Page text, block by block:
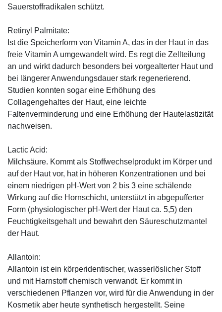
Sauerstoffradikalen schützt.
Retinyl Palmitate:
Ist die Speicherform von Vitamin A, das in der Haut in das
freie Vitamin A umgewandelt wird. Es regt die Zellteilung
an und wirkt dadurch besonders bei vorgealterter Haut und
bei längerer Anwendungsdauer stark regenerierend.
Studien konnten sogar eine Erhöhung des
Collagengehaltes der Haut, eine leichte
Faltenverminderung und eine Erhöhung der Hautelastizität
nachweisen.
Lactic Acid:
Milchsäure. Kommt als Stoffwechselprodukt im Körper und
auf der Haut vor, hat in höheren Konzentrationen und bei
einem niedrigen pH-Wert von 2 bis 3 eine schälende
Wirkung auf die Hornschicht, unterstützt in abgepufferter
Form (physiologischer pH-Wert der Haut ca. 5,5) den
Feuchtigkeitsgehalt und bewahrt den Säureschutzmantel
der Haut.
Allantoin:
Allantoin ist ein körperidentischer, wasserlöslicher Stoff
und mit Harnstoff chemisch verwandt. Er kommt in
verschiedenen Pflanzen vor, wird für die Anwendung in der
Kosmetik aber heute synthetisch hergestellt. Seine